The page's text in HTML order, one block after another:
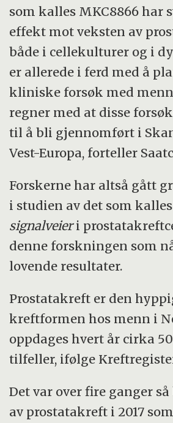
som kalles MKC8866 har
effekt mot veksten av
både i cellekulturer og i
er allerede i ferd med å
kliniske forsøk med
regner med at disse
til å bli gjennomført i
Vest-Europa, forteller
Forskerne har altså gått
i studien av det som
signalveieri
denne forskningen som
lovende resultater.
Prostatakreft er den
kreftformen hos menn i
oppdages hvert år cirka
tilfeller, ifølge
Det var over fire ganger
av prostatakreft i 2017